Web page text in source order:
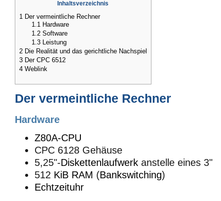
Inhaltsverzeichnis
1 Der vermeintliche Rechner
1.1 Hardware
1.2 Software
1.3 Leistung
2 Die Realität und das gerichtliche Nachspiel
3 Der CPC 6512
4 Weblink
Der vermeintliche Rechner
Hardware
Z80A-CPU
CPC 6128 Gehäuse
5,25"-Diskettenlaufwerk anstelle eines 3"
512 KiB RAM (Bankswitching)
Echtzeituhr